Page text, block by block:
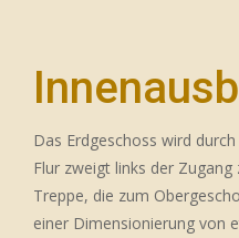
Das Erdgeschoss wird
Flur zweigt links der
Treppe, die zum
einer Dimensionierung von